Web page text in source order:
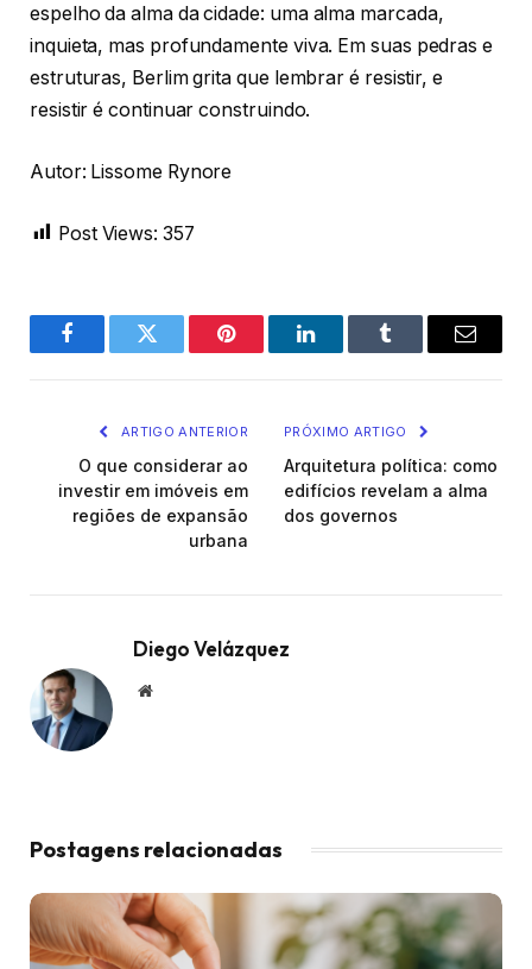
espelho da alma da cidade: uma alma marcada,
inquieta, mas profundamente viva. Em suas pedras e
estruturas, Berlim grita que lembrar é resistir, e
resistir é continuar construindo.
Autor: Lissome Rynore
Post Views: 357
FacebookTwitter Pinterest LinkedInTumblr Email
ARTIGO ANTERIOR
O que considerar ao
investir em imóveis em
regiões de expansão
urbana
PRÓXIMO ARTIGO
Arquitetura política: como
edifícios revelam a alma
dos governos
Diego Velázquez
Website
Postagens relacionadas